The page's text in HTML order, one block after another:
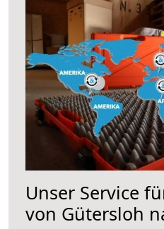
Unser Service
von Gütersloh